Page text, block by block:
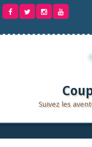
Aller
Suivez les